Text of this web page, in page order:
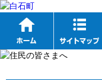
リンク集